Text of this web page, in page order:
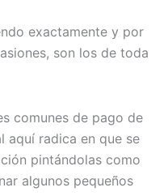
exactamente y por
son los de toda
comunes de pago de
aquí radica en que se
pintándolas como
algunos pequeños